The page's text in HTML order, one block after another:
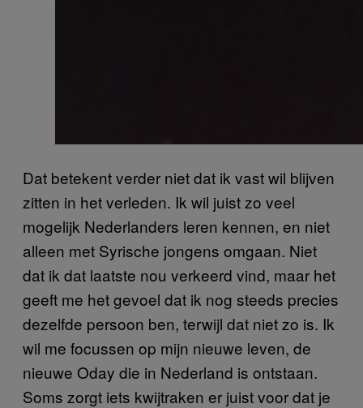
Dat betekent verder niet dat ik vast wil blijven
zitten in het verleden. Ik wil juist zo veel
mogelijk Nederlanders leren kennen, en niet
alleen met Syrische jongens omgaan. Niet
dat ik dat laatste nou verkeerd vind, maar het
geeft me het gevoel dat ik nog steeds precies
dezelfde persoon ben, terwijl dat niet zo is. Ik
wil me focussen op mijn nieuwe leven, de
nieuwe Oday die in Nederland is ontstaan.
Soms zorgt iets kwijtraken er juist voor dat je